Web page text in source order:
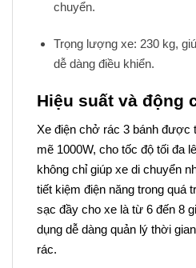
chuyển.
Trọng lượng xe: 230 kg,
dễ dàng điều khiển.
Hiệu suất và động
Xe điện chở rác 3 bánh được
mẽ 1000W, cho tốc độ tối đa
không chỉ giúp xe di chuyển
tiết kiệm điện năng trong quá
sạc đầy cho xe là từ 6 đến 8
dụng dễ dàng quản lý thời
rác.